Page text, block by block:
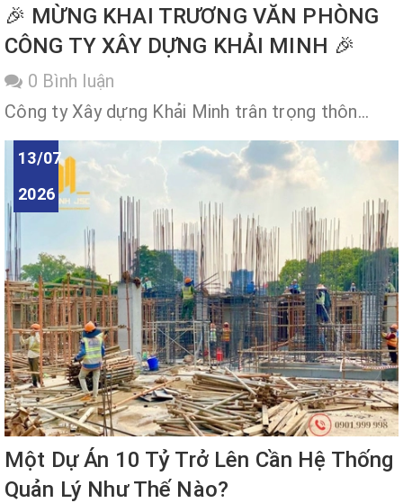
🎉 MỪNG KHAI TRƯƠNG VĂN PHÒNG
CÔNG TY XÂY DỰNG KHẢI MINH 🎉
0 Bình luận
Công ty Xây dựng Khải Minh trân trọng thôn...
13/07
2026
Một Dự Án 10 Tỷ Trở Lên Cần Hệ Thống
Quản Lý Như Thế Nào?